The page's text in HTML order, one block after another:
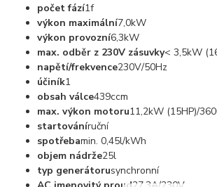
počet fází1f
výkon maximální7,0kW
výkon provozní6,3kW
max. odběr z 230V zásuvky< 3,5kW
napětí/frekvence230V/50Hz
účiník1
obsah válce439ccm
max. výkon motoru11,2kW (15HP)/
startováníruční
spotřebamin. 0,45l/kWh
objem nádrže25l
typ generátorusynchronní